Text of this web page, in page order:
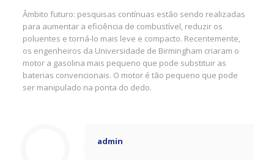
Âmbito futuro: pesquisas contínuas estão sendo realizadas
para aumentar a eficiência de combustível, reduzir os
poluentes e torná-lo mais leve e compacto. Recentemente,
os engenheiros da Universidade de Birmingham criaram o
motor a gasolina mais pequeno que pode substituir as
baterias convencionais. O motor é tão pequeno que pode
ser manipulado na ponta do dedo.
admin